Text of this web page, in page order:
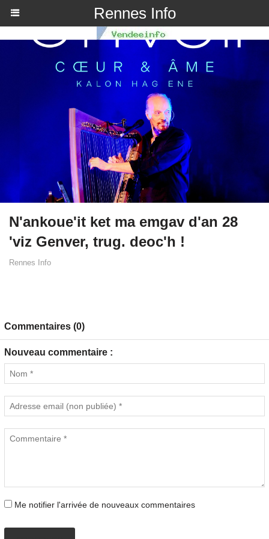
Rennes Info
N'ankoue'it ket ma emgav d'an 28
'viz Genver, trug. deoc'h !
Rennes Info
Commentaires (0)
Nouveau commentaire :
Me notifier l'arrivée de nouveaux commentaires